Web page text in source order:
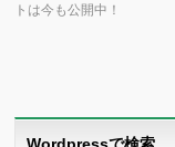
トは今も公開中！